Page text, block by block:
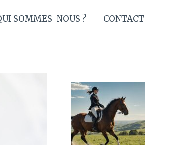
SOMMES-NOUS ? CONTACT